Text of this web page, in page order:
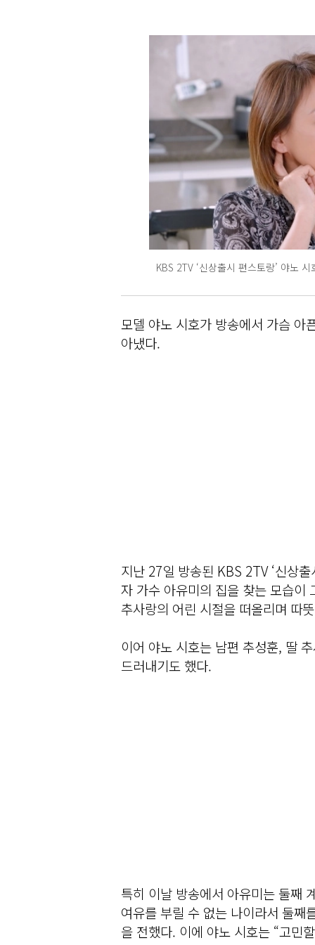
KBS 2TV ‘신상출시 편스토랑’ 야노 시
모델 야노 시호가 방송에서 가슴 아
아냈다.
지난 27일 방송된 KBS 2TV ‘신상
자 가수 아유미의 집을 찾는 모습이
추사랑의 어린 시절을 떠올리며 따
이어 야노 시호는 남편 추성훈, 딸
드러내기도 했다.
특히 이날 방송에서 아유미는 둘째
여유를 부릴 수 없는 나이라서 둘째
을 전했다. 이에 야노 시호는 “고민